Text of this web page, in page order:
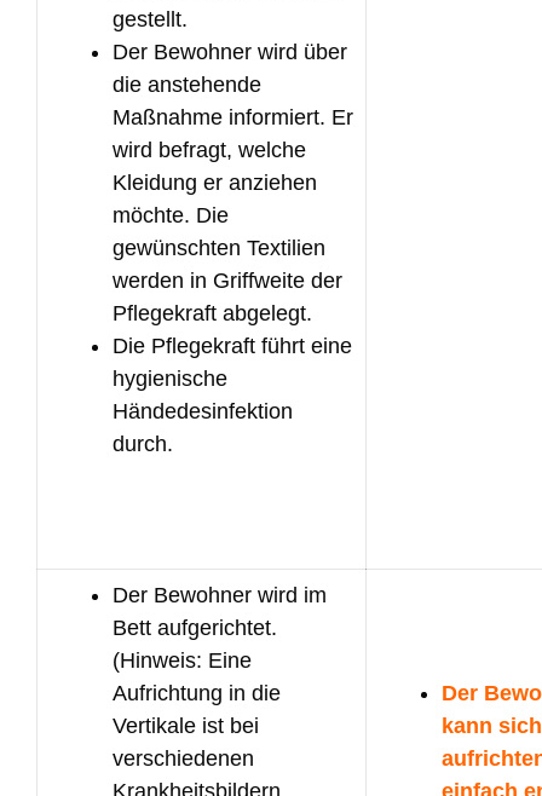
gestellt.
Der Bewohner wird über
die anstehende
Maßnahme informiert. Er
wird befragt, welche
Kleidung er anziehen
möchte. Die
gewünschten Textilien
werden in Griffweite der
Pflegekraft abgelegt.
Die Pflegekraft führt eine
hygienische
Händedesinfektion
durch.
Der Bewohner wird im
Bett aufgerichtet.
(Hinweis: Eine
Aufrichtung in die
Vertikale ist bei
verschiedenen
Krankheitsbildern
Der
kann
einfach